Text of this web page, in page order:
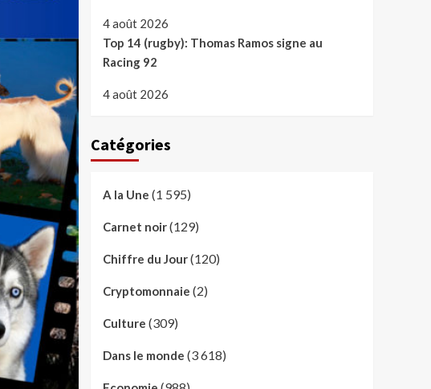
4 août 2026
Top 14 (rugby): Thomas Ramos signe au
Racing 92
4 août 2026
Catégories
A la Une (1 595)
Carnet noir(129)
Chiffre du Jour(120)
Cryptomonnaie (2)
Culture (309)
Dans le monde (3 618)